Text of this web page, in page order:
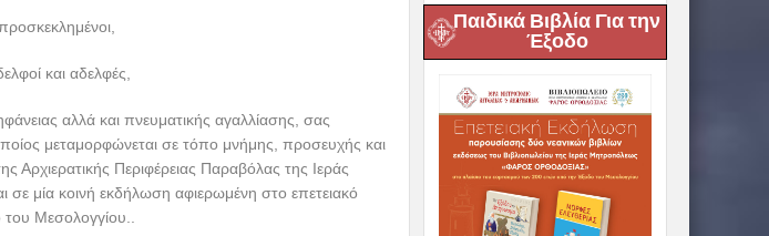
και αδελφές,
αλλά και πνευματικής αγαλλίασης, σας
μεταμορφώνεται σε τόπο μνήμης, προσευχής και
Αρχιερατικής Περιφέρειας Παραβόλας της Ιεράς
σε μία κοινή εκδήλωση αφιερωμένη στο επετειακό
Μεσολογγίου..
Παιδικά Βιβλία Για την
Έξοδο